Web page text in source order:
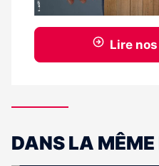
Lire
DANS LA MÊME